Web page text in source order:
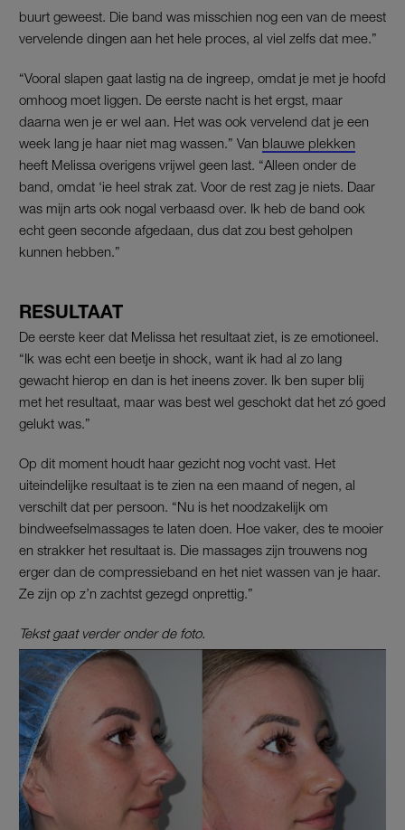
buurt geweest. Die band was misschien nog een van de meest
vervelende dingen aan het hele proces, al viel zelfs dat mee.”
“Vooral slapen gaat lastig na de ingreep, omdat je met je hoofd
omhoog moet liggen. De eerste nacht is het ergst, maar
daarna wen je er wel aan. Het was ook vervelend dat je een
week lang je haar niet mag wassen.” Van blauwe plekken
heeft Melissa overigens vrijwel geen last. “Alleen onder de
band, omdat ‘ie heel strak zat. Voor de rest zag je niets. Daar
was mijn arts ook nogal verbaasd over. Ik heb de band ook
echt geen seconde afgedaan, dus dat zou best geholpen
kunnen hebben.”
RESULTAAT
De eerste keer dat Melissa het resultaat ziet, is ze emotioneel.
“Ik was echt een beetje in shock, want ik had al zo lang
gewacht hierop en dan is het ineens zover. Ik ben super blij
met het resultaat, maar was best wel geschokt dat het zó goed
gelukt was.”
Op dit moment houdt haar gezicht nog vocht vast. Het
uiteindelijke resultaat is te zien na een maand of negen, al
verschilt dat per persoon. “Nu is het noodzakelijk om
bindweefselmassages te laten doen. Hoe vaker, des te mooier
en strakker het resultaat is. Die massages zijn trouwens nog
erger dan de compressieband en het niet wassen van je haar.
Ze zijn op z’n zachtst gezegd onprettig.”
Tekst gaat verder onder de foto.